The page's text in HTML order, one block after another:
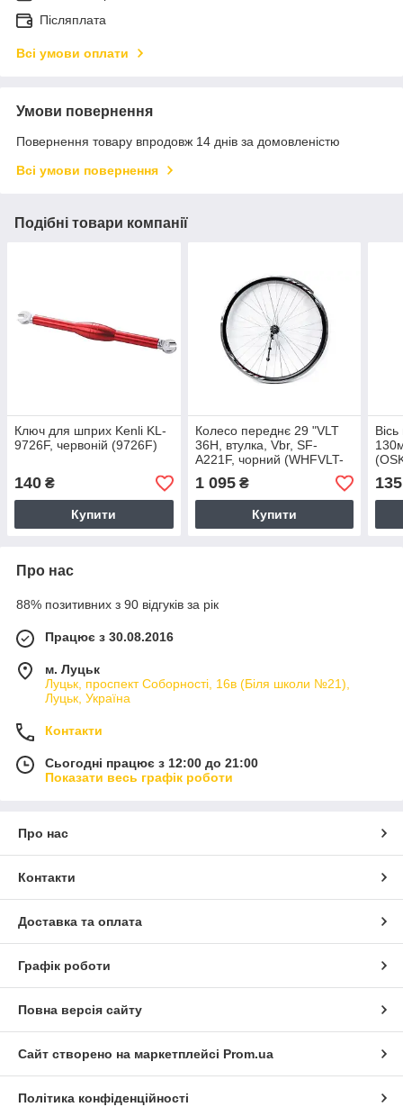
Післяплата
Всі умови оплати
Умови повернення
Повернення товару впродовж 14 днів за домовленістю
Всі умови повернення
Подібні товари компанії
Ключ для шприх Kenli KL-
9726F, червоній (9726F)
140 ₴
Купити
Колесо переднє 29 "VLT
36H, втулка, Vbr, SF-
A221F, чорний (WHFVLT-
AL-29-003)
1 095₴
Купити
135
Про нас
88% позитивних з 90 відгуків за рік
Працює з 30.08.2016
м. Луцьк
Луцьк, проспект Соборності, 16в (Біля школи №21),
Луцьк, Україна
Контакти
Сьогодні працює з 12:00 до 21:00
Показати весь графік роботи
Про нас
Контакти
Доставка та оплата
Графік роботи
Повна версія сайту
Сайт створено на маркетплейсі Prom.ua
Політика конфіденційності